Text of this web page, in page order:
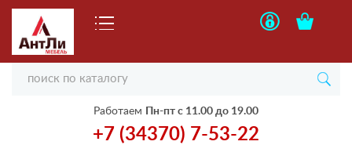
Работаем Пн-пт с 11.00 до 19.00
+7 (34370) 7-53-22